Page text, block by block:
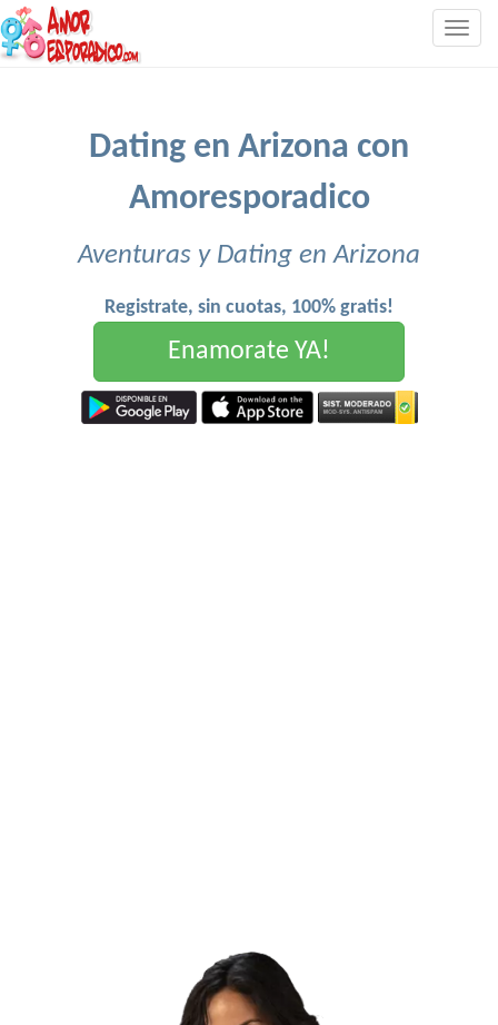
Dating en Arizona con
Amoresporadico
Aventuras y Dating en Arizona
Registrate, sin cuotas, 100% gratis!
Enamorate YA!